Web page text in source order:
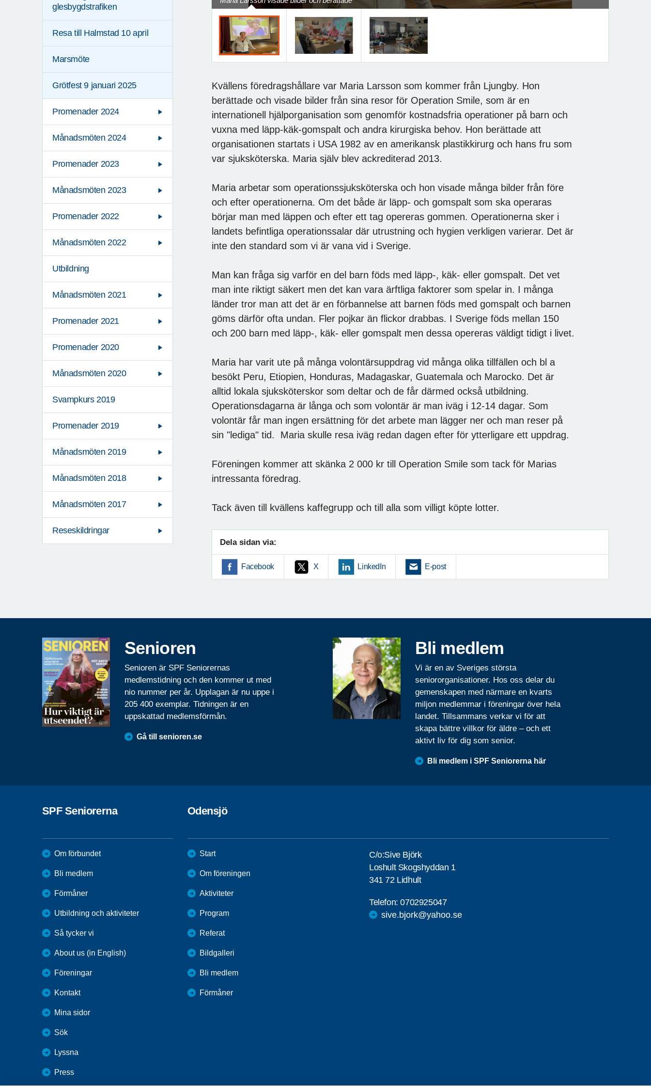
glesbygdstrafiken
Resa till Halmstad 10 april
Marsmöte
Grötfest 9 januari 2025
Promenader 2024
Månadsmöten 2024
Promenader 2023
Månadsmöten 2023
Promenader 2022
Månadsmöten 2022
Utbildning
Månadsmöten 2021
Promenader 2021
Promenader 2020
Månadsmöten 2020
Svampkurs 2019
Promenader 2019
Månadsmöten 2019
Månadsmöten 2018
Månadsmöten 2017
Reseskildringar
Kvällens föredragshållare var Maria Larsson som kommer från Ljungby. Hon
berättade och visade bilder från sina resor för Operation Smile, som är en
internationell hjälporganisation som genomför kostnadsfria operationer på barn och
vuxna med läpp-käk-gomspalt och andra kirurgiska behov. Hon berättade att
organisationen startats i USA 1982 av en amerikansk plastikkirurg och hans fru som
var sjuksköterska. Maria själv blev ackrediterad 2013.
Maria arbetar som operationssjuksköterska och hon visade många bilder från före
och efter operationerna. Om det både är läpp- och gomspalt som ska operaras
börjar man med läppen och efter ett tag opereras gommen. Operationerna sker i
landets befintliga operationssalar där utrustning och hygien verkligen varierar. Det är
inte den standard som vi är vana vid i Sverige.
Man kan fråga sig varför en del barn föds med läpp-, käk- eller gomspalt. Det vet
man inte riktigt säkert men det kan vara ärftliga faktorer som spelar in. I många
länder tror man att det är en förbannelse att barnen föds med gomspalt och barnen
göms därför ofta undan. Fler pojkar än flickor drabbas. I Sverige föds mellan 150
och 200 barn med läpp-, käk- eller gomspalt men dessa opereras väldigt tidigt i livet.
Maria har varit ute på många volontärsuppdrag vid många olika tillfällen och bl a
besökt Peru, Etiopien, Honduras, Madagaskar, Guatemala och Marocko. Det är
alltid lokala sjuksköterskor som deltar och de får därmed också utbildning.
Operationsdagarna är långa och som volontär är man iväg i 12-14 dagar. Som
volontär får man ingen ersättning för det arbete man lägger ner och man reser på
sin "lediga" tid. Maria skulle resa iväg redan dagen efter för ytterligare ett uppdrag.
Föreningen kommer att skänka 2 000 kr till Operation Smile som tack för Marias
intressanta föredrag.
Tack även till kvällens kaffegrupp och till alla som villigt köpte lotter.
Dela sidan via:
Facebook X LinkedIn E-post
Senioren
Senioren är SPF Seniorernas
medlemstidning och den kommer ut med
nio nummer per år. Upplagan är nu uppe i
205 400 exemplar. Tidningen är en
uppskattad medlemsförmån.
Gå till senioren.se
Bli medlem
Vi är en av Sveriges största
seniororganisationer. Hos oss delar du
gemenskapen med närmare en kvarts
miljon medlemmar i föreningar över hela
landet. Tillsammans verkar vi för att
skapa bättre villkor för äldre – och ett
aktivt liv för dig som senior.
Bli medlem i SPF Seniorerna här
SPF Seniorerna
Om förbundet
Bli medlem
Förmåner
Utbildning och aktiviteter
Så tycker vi
About us (in English)
Föreningar
Kontakt
Mina sidor
Sök
Lyssna
Press
Odensjö
Start
Om föreningen
Aktiviteter
Program
Referat
Bildgalleri
Bli medlem
Förmåner
C/o:Sive Björk
Loshult Skogshyddan 1
341 72 Lidhult
Telefon:0702925047
sive.bjork@yahoo.se